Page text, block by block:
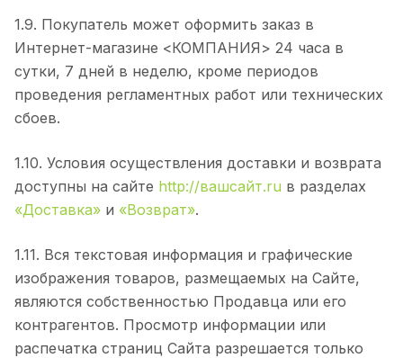
1.9. Покупатель может оформить заказ в
Интернет-магазине <КОМПАНИЯ> 24 часа в
сутки, 7 дней в неделю, кроме периодов
проведения регламентных работ или технических
сбоев.
1.10. Условия осуществления доставки и возврата
доступны на сайте http://вашсайт.ru в разделах
«Доставка» и «Возврат».
1.11. Вся текстовая информация и графические
изображения товаров, размещаемых на Сайте,
являются собственностью Продавца или его
контрагентов. Просмотр информации или
распечатка страниц Сайта разрешается только